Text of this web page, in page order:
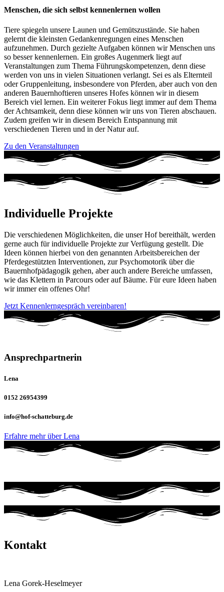
Menschen, die sich selbst kennenlernen wollen
Tiere spiegeln unsere Launen und Gemütszustände. Sie haben
gelernt die kleinsten Gedankenregungen eines Menschen
aufzunehmen. Durch gezielte Aufgaben können wir Menschen uns
so besser kennenlernen. Ein großes Augenmerk liegt auf
Veranstaltungen zum Thema Führungskompetenzen, denn diese
werden von uns in vielen Situationen verlangt. Sei es als Elternteil
oder Gruppenleitung, insbesondere von Pferden, aber auch von den
anderen Bauernhoftieren unseres Hofes können wir in diesem
Bereich viel lernen. Ein weiterer Fokus liegt immer auf dem Thema
der Achtsamkeit, denn diese können wir uns von Tieren abschauen.
Zudem greifen wir in diesem Bereich Entspannung mit
verschiedenen Tieren und in der Natur auf.
Zu den Veranstaltungen
Individuelle Projekte
Die verschiedenen Möglichkeiten, die unser Hof bereithält, werden
gerne auch für individuelle Projekte zur Verfügung gestellt. Die
Ideen können hierbei von den genannten Arbeitsbereichen der
Pferdegestützten Interventionen, zur Psychomotorik über die
Bauernhofpädagogik gehen, aber auch andere Bereiche umfassen,
wie das Klettern in Parcours oder auf Bäume. Für eure Ideen haben
wir immer ein offenes Ohr!
Jetzt Kennenlerngespräch vereinbaren!
Ansprechpartnerin
Lena
0152 26954399
info@hof-schatteburg.de
Erfahre mehr über Lena
Kontakt
Lena Gorek-Heselmeyer